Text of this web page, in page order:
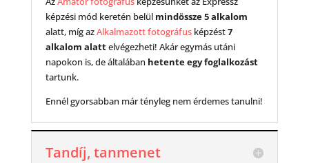
képzési mód keretén belül mindössze 5 alkalom
alatt, míg azAlkalmazott fotográfusképzést7
alkalom alattelvégezheti! Akár egymás utáni
napokon is, de általában hetente egy foglalkozást
tartunk.
Ennél gyorsabban már tényleg nem érdemes tanulni!
Tandíj, tanmenet